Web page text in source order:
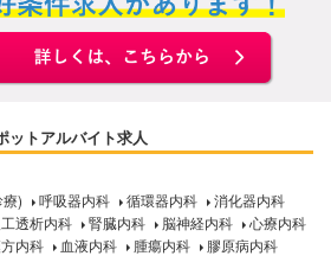
ットアルバイト求人
) 呼吸器内科 循環器内科
消化器内科
透析内科 腎臓内科 脳神経内科
心療内科
内科 血液内科 腫瘍内科
膠原病内科